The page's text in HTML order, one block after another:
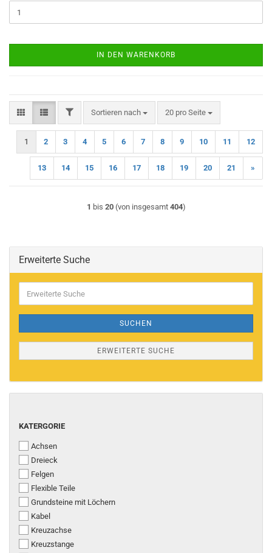
IN DEN WARENKORB
FILTERSortieren nach
Sortieren nach 20 pro Seite
pro Seite
1 2 3 4 5 6 7 8 9 10 11 12
13 14 15 16 17 18 19 20 21 »
1 bis 20(von insgesamt 404)
Erweiterte Suche
Suche
SUCHEN
ERWEITERTE SUCHE
KATERGORIE
KATERGORIE
Achsen
Dreieck
Felgen
Flexible Teile
Grundsteine mit Löchern
Kabel
Kreuzachse
Kreuzstange